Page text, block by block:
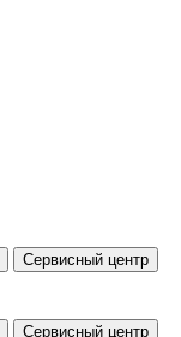
Сервисный центр
Сервисный центр